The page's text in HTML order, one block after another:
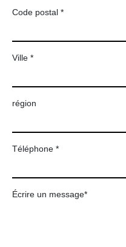
Code postal *
Ville *
région
Téléphone *
Écrire un message*